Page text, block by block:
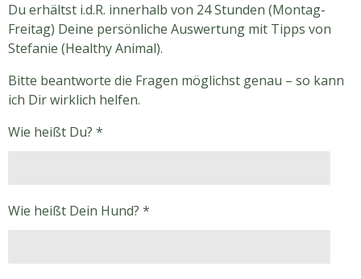
Du erhältst i.d.R. innerhalb von 24 Stunden (Montag-
Freitag) Deine persönliche Auswertung mit Tipps von
Stefanie (Healthy Animal).
Bitte beantworte die Fragen möglichst genau – so kann
ich Dir wirklich helfen.
Wie heißt Du? *
Wie heißt Dein Hund? *